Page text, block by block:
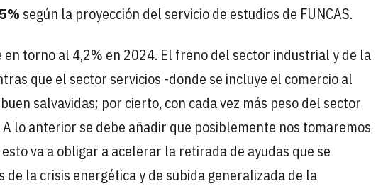
según la proyección del servicio de estudios de FUNCAS.
en torno al 4,2% en 2024. El freno del sector industrial y de la
que el sector servicios -donde se incluye el comercio al
salvavidas; por cierto, con cada vez más peso del sector
lo anterior se debe añadir que posiblemente nos tomaremos
va a obligar a acelerar la retirada de ayudas que se
la crisis energética y de subida generalizada de la